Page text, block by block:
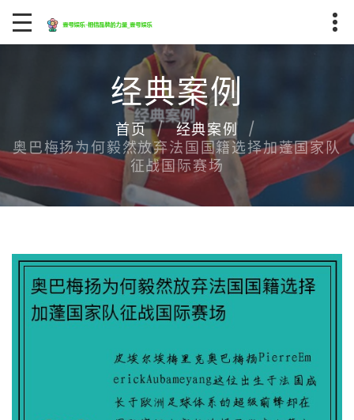
经典案例
首页
经典案例
奥巴梅扬为何毅然放弃法国国籍选择加蓬国家队
征战国际赛场